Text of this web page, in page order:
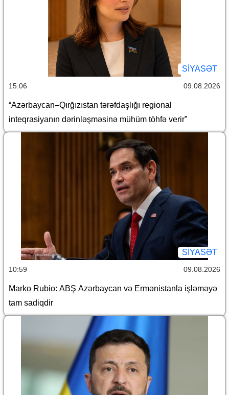
SİYASƏT
15:06 09.08.2026
“Azərbaycan–Qırğızıstan tərəfdaşlığı regional
inteqrasiyanın dərinləşməsinə mühüm töhfə verir”
SİYASƏT
10:59 09.08.2026
Marko Rubio: ABŞ Azərbaycan və Ermənistanla işləməyə
tam sadiqdir